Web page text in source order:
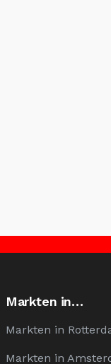
Markten in…
Markten in
Markten in